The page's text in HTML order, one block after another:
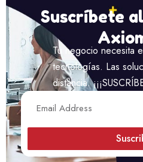
Suscríbete
Tu negocio necesita
tecnologías. Las
distancia.¡¡¡